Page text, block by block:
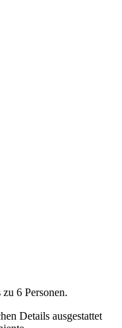
6 Personen.
Details ausgestattet